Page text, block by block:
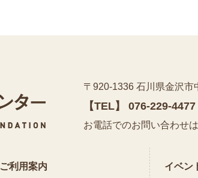
公益財団法人 石川県埋蔵文化財
〒920-1336 石川県金沢市
【TEL】 076-229-4477
お電話でのお問い合わせ
ご利用案内 イベン